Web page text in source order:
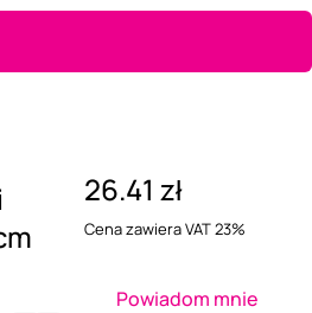
26.41 zł
Cena zawiera VAT 23%
Powiadom mnie